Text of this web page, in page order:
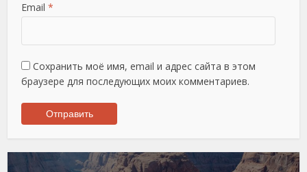
Email *
Сохранить моё имя, email и адрес сайта в этом
браузере для последующих моих комментариев.